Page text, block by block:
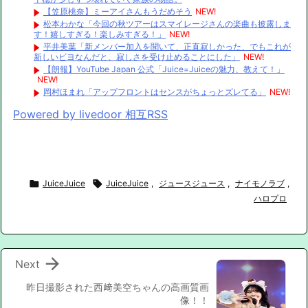
【笠原桃奈】ミーアイさんもうだめそう NEW!
松本わかな「今回の秋ツアーはスマイレージさんの楽曲も披露しま
す！嬉しすぎる！楽しみすぎる！」
NEW!
平井美葉「新メンバー加入を聞いて、正直寂しかった、でもこれが
新しいビヨなんだと、寂しさを受け止めることにした」
NEW!
【朗報】YouTube Japan 公式「Juice=Juiceの魅力、教えて！」
NEW!
岡村ほまれ「アップフロントはセンスがちょっとズレてる」
NEW!
Powered by livedoor 相互RSS
 JuiceJuice  JuiceJuice , ジュースジュース , ナイモノラブ ,
ハロプロ
昨日撮影された西﨑美空ちゃんの高画質画
像！！

Next